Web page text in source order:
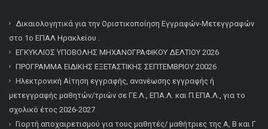
Δικαιολογητικά για την Οριστικοποίηση Εγγραφών-Μετεγγραφών
στο 1ο ΕΠΑΛ Ηρακλείου .
ΕΓΚΥΚΛΙΟΣ ΥΠΟΒΟΛΗΣ ΜΗΧΑΝΟΓΡΑΦΙΚΟΥ ΔΕΛΤΙΟΥ 2026
ΠΡΟΓΡΑΜΜΑ ΕΙΔΙΚΗΣ ΕΞΕΤΑΣΤΙΚΗΣ ΣΕΠΤΕΜΒΡΙΟΥ 20026
Ηλεκτρονική Αίτηση εγγραφής, ανανέωσης εγγραφής ή
μετεγγραφής μαθητών/τριών σε ΓΕ.Λ., ΕΠΑ.Λ. και Π.ΕΠΑ.Λ., για το
σχολικό έτος 2026-2027
Γιορτή αποχαιρετισμού για τους μαθητές/ μαθήτριες της Α, Β και Γ